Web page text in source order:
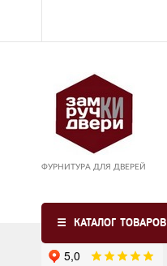
ФУРНИТУРА ДЛЯ ДВЕРЕЙ
КАТАЛОГ ТОВАРОВ